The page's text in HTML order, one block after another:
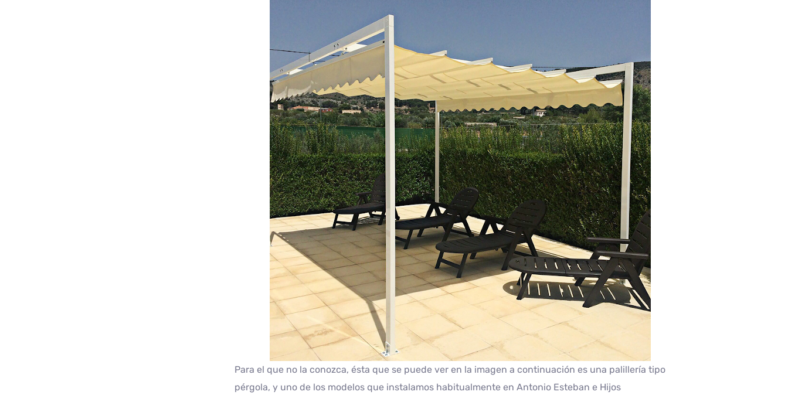
Para el que no la conozca, ésta que se puede ver en la imagen a continuación es una palillería tipo
pérgola, y uno de los modelos que instalamos habitualmente en Antonio Esteban e Hijos